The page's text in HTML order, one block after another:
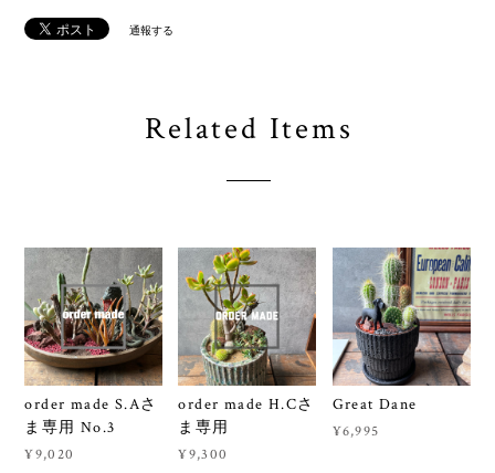
通報する
Related Items
order made S.Aさ
ま専用 No.3
¥9,020
order made H.Cさ
ま専用
¥9,300
Great Dane
¥6,995